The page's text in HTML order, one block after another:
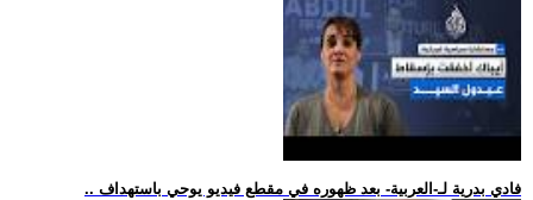
.. فادي بدرية لـ-العربية- بعد ظهوره في مقطع فيديو يوحي باستهداف